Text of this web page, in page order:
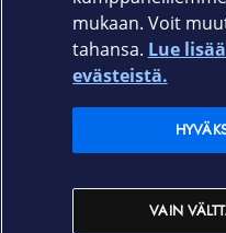
Elisa.fi
Elisan myymälät
mukaan. Voit
tahansa. Lue
evästeistä.
VAIN